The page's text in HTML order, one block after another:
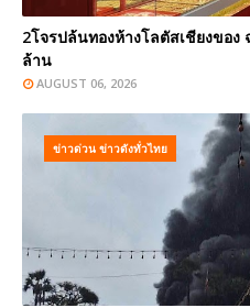
2โจรปล้นทองห้างโลตัสเชียงของ
ล้าน
AUGUST 06, 2026
ข่าวด่วน ข่าวดังทั่วไทย